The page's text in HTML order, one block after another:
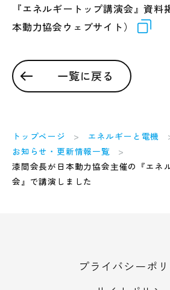
『エネルギートップ講演会』資料
本動力協会ウェブサイト）
一覧に戻る
トップページ
エネルギーと電機
お知らせ・更新情報一覧
漆間会長が日本動力協会主催の『エネ
会』で講演しました
プライバシーポ